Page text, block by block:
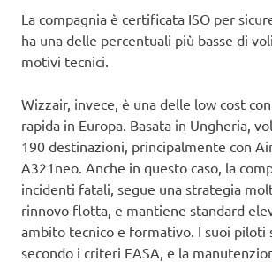
La compagnia è certificata ISO per
ha una delle percentuali più basse di
motivi tecnici.
Wizzair, invece, è una delle low cost
rapida in Europa. Basata in Ungheria,
190 destinazioni, principalmente con
A321neo. Anche in questo caso, la
incidenti fatali, segue una strategia
rinnovo flotta, e mantiene standard
ambito tecnico e formativo. I suoi piloti
secondo i criteri EASA, e la